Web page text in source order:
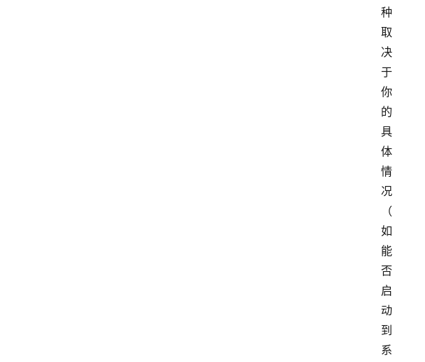
种
取
决
于
你
的
具
体
情
况
（
如
能
否
启
动
到
系